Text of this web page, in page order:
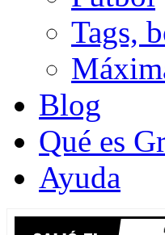
Tags,
Blog
Qué es
Ayuda